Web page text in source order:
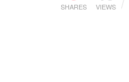
SHARES VIEWS